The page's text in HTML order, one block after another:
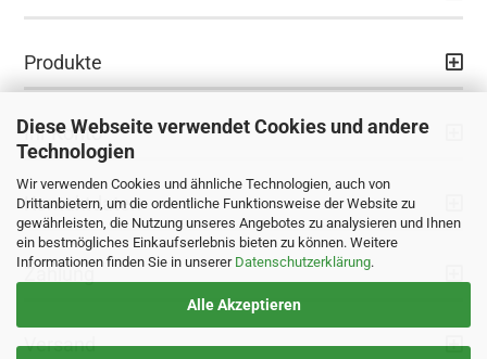
Diese Webseite verwendet Cookies und andere
Technologien
Wir verwenden Cookies und ähnliche Technologien, auch von
Drittanbietern, um die ordentliche Funktionsweise der Website zu
gewährleisten, die Nutzung unseres Angebotes zu analysieren und Ihnen
ein bestmögliches Einkaufserlebnis bieten zu können. Weitere
Informationen finden Sie in unserer Datenschutzerklärung.
Alle Akzeptieren
Produkte
Ihr Konto
Kontaktdaten
Zahlung
Versand